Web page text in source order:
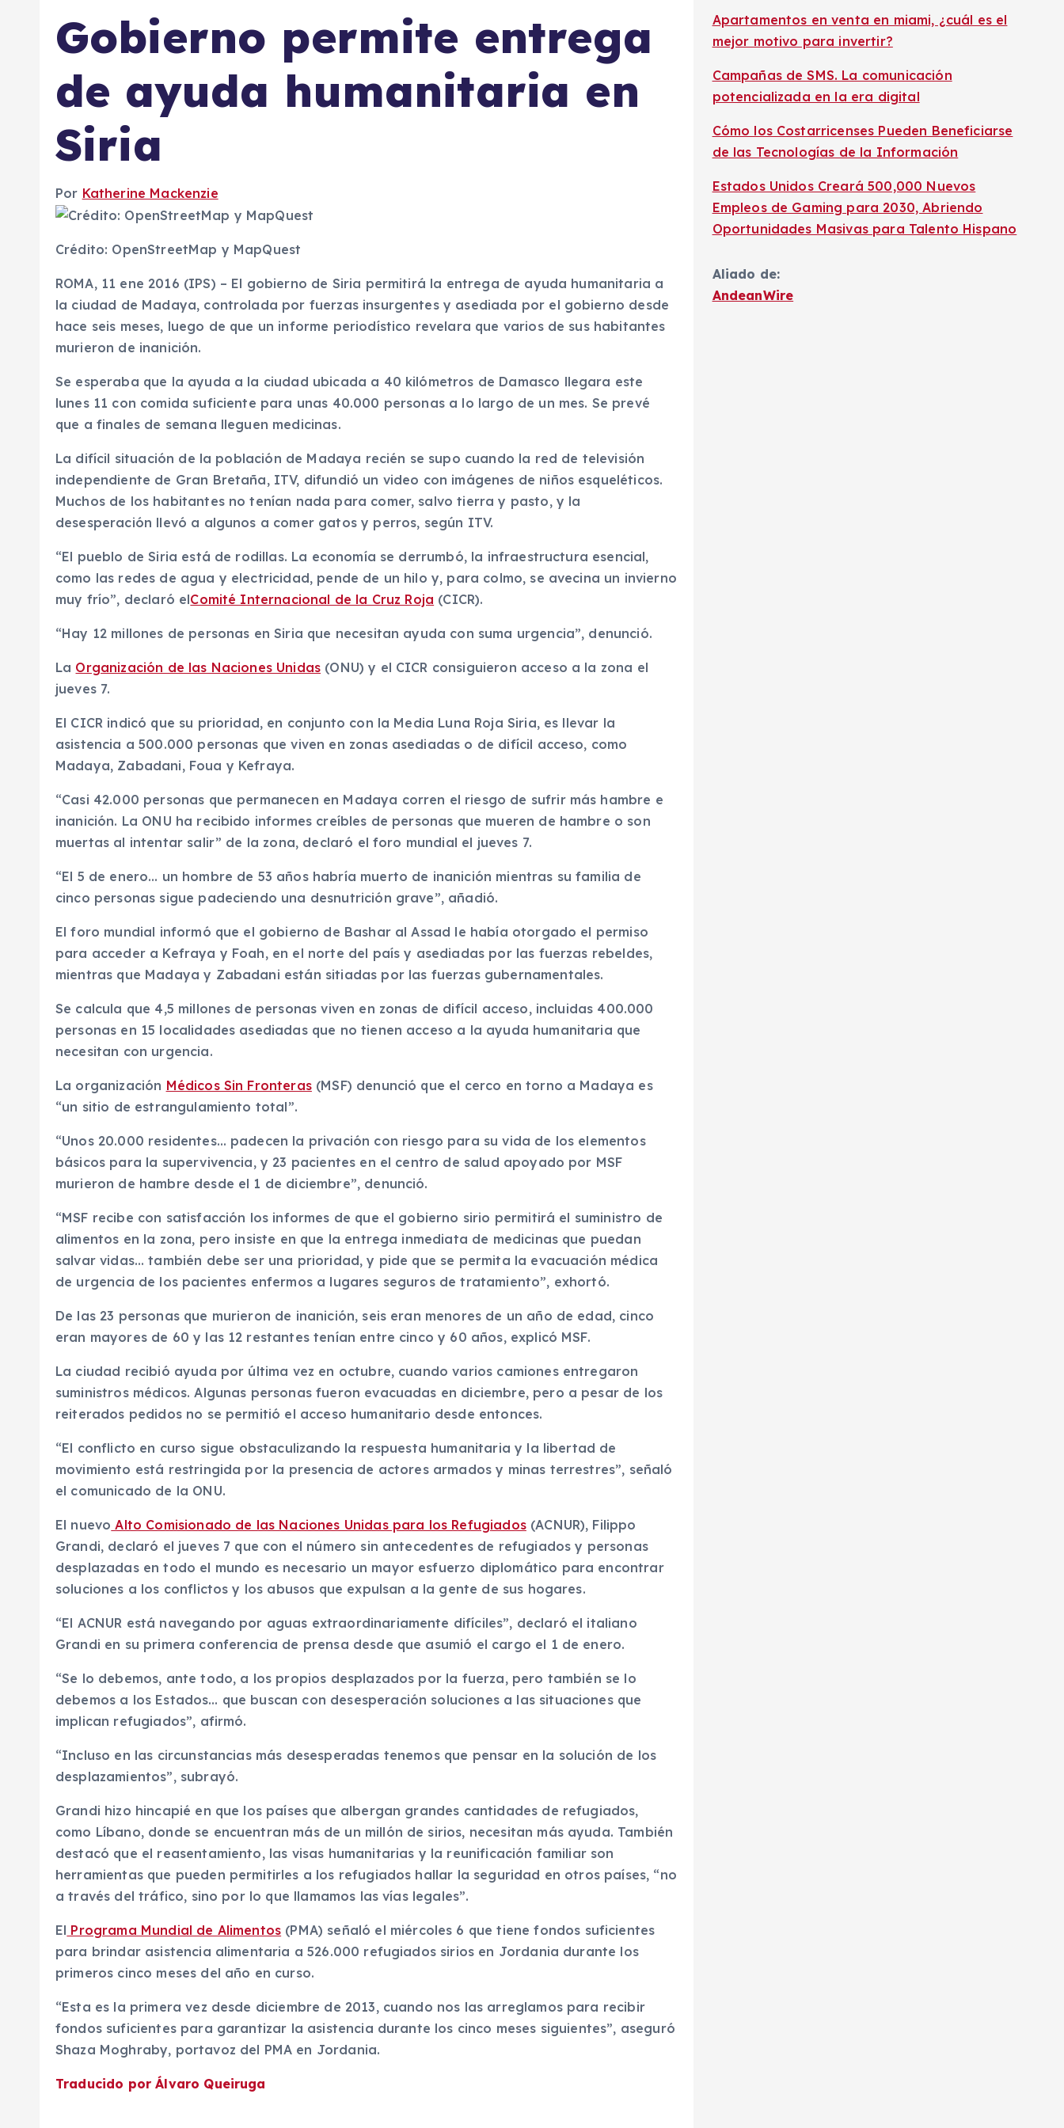
Gobierno permite entrega
de ayuda humanitaria en
Siria
Por Katherine Mackenzie
Crédito: OpenStreetMap y MapQuest
ROMA, 11 ene 2016 (IPS) – El gobierno de Siria permitirá la entrega de ayuda humanitaria a
la ciudad de Madaya, controlada por fuerzas insurgentes y asediada por el gobierno desde
hace seis meses, luego de que un informe periodístico revelara que varios de sus habitantes
murieron de inanición.
Se esperaba que la ayuda a la ciudad ubicada a 40 kilómetros de Damasco llegara este
lunes 11 con comida suficiente para unas 40.000 personas a lo largo de un mes. Se prevé
que a finales de semana lleguen medicinas.
La difícil situación de la población de Madaya recién se supo cuando la red de televisión
independiente de Gran Bretaña, ITV, difundió un video con imágenes de niños esqueléticos.
Muchos de los habitantes no tenían nada para comer, salvo tierra y pasto, y la
desesperación llevó a algunos a comer gatos y perros, según ITV.
“El pueblo de Siria está de rodillas. La economía se derrumbó, la infraestructura esencial,
como las redes de agua y electricidad, pende de un hilo y, para colmo, se avecina un invierno
muy frío”, declaró elComité Internacional de la Cruz Roja (CICR).
“Hay 12 millones de personas en Siria que necesitan ayuda con suma urgencia”, denunció.
La Organización de las Naciones Unidas (ONU) y el CICR consiguieron acceso a la zona el
jueves 7.
El CICR indicó que su prioridad, en conjunto con la Media Luna Roja Siria, es llevar la
asistencia a 500.000 personas que viven en zonas asediadas o de difícil acceso, como
Madaya, Zabadani, Foua y Kefraya.
“Casi 42.000 personas que permanecen en Madaya corren el riesgo de sufrir más hambre e
inanición. La ONU ha recibido informes creíbles de personas que mueren de hambre o son
muertas al intentar salir” de la zona, declaró el foro mundial el jueves 7.
“El 5 de enero… un hombre de 53 años habría muerto de inanición mientras su familia de
cinco personas sigue padeciendo una desnutrición grave”, añadió.
El foro mundial informó que el gobierno de Bashar al Assad le había otorgado el permiso
para acceder a Kefraya y Foah, en el norte del país y asediadas por las fuerzas rebeldes,
mientras que Madaya y Zabadani están sitiadas por las fuerzas gubernamentales.
Se calcula que 4,5 millones de personas viven en zonas de difícil acceso, incluidas 400.000
personas en 15 localidades asediadas que no tienen acceso a la ayuda humanitaria que
necesitan con urgencia.
La organización Médicos Sin Fronteras(MSF) denunció que el cerco en torno a Madaya es
“un sitio de estrangulamiento total”.
“Unos 20.000 residentes… padecen la privación con riesgo para su vida de los elementos
básicos para la supervivencia, y 23 pacientes en el centro de salud apoyado por MSF
murieron de hambre desde el 1 de diciembre”, denunció.
“MSF recibe con satisfacción los informes de que el gobierno sirio permitirá el suministro de
alimentos en la zona, pero insiste en que la entrega inmediata de medicinas que puedan
salvar vidas… también debe ser una prioridad, y pide que se permita la evacuación médica
de urgencia de los pacientes enfermos a lugares seguros de tratamiento”, exhortó.
De las 23 personas que murieron de inanición, seis eran menores de un año de edad, cinco
eran mayores de 60 y las 12 restantes tenían entre cinco y 60 años, explicó MSF.
La ciudad recibió ayuda por última vez en octubre, cuando varios camiones entregaron
suministros médicos. Algunas personas fueron evacuadas en diciembre, pero a pesar de los
reiterados pedidos no se permitió el acceso humanitario desde entonces.
“El conflicto en curso sigue obstaculizando la respuesta humanitaria y la libertad de
movimiento está restringida por la presencia de actores armados y minas terrestres”, señaló
el comunicado de la ONU.
El nuevo Alto Comisionado de las Naciones Unidas para los Refugiados(ACNUR), Filippo
Grandi, declaró el jueves 7 que con el número sin antecedentes de refugiados y personas
desplazadas en todo el mundo es necesario un mayor esfuerzo diplomático para encontrar
soluciones a los conflictos y los abusos que expulsan a la gente de sus hogares.
“El ACNUR está navegando por aguas extraordinariamente difíciles”, declaró el italiano
Grandi en su primera conferencia de prensa desde que asumió el cargo el 1 de enero.
“Se lo debemos, ante todo, a los propios desplazados por la fuerza, pero también se lo
debemos a los Estados… que buscan con desesperación soluciones a las situaciones que
implican refugiados”, afirmó.
“Incluso en las circunstancias más desesperadas tenemos que pensar en la solución de los
desplazamientos”, subrayó.
Grandi hizo hincapié en que los países que albergan grandes cantidades de refugiados,
como Líbano, donde se encuentran más de un millón de sirios, necesitan más ayuda. También
destacó que el reasentamiento, las visas humanitarias y la reunificación familiar son
herramientas que pueden permitirles a los refugiados hallar la seguridad en otros países, “no
a través del tráfico, sino por lo que llamamos las vías legales”.
El Programa Mundial de Alimentos (PMA) señaló el miércoles 6 que tiene fondos suficientes
para brindar asistencia alimentaria a 526.000 refugiados sirios en Jordania durante los
primeros cinco meses del año en curso.
“Esta es la primera vez desde diciembre de 2013, cuando nos las arreglamos para recibir
fondos suficientes para garantizar la asistencia durante los cinco meses siguientes”, aseguró
Shaza Moghraby, portavoz del PMA en Jordania.
Traducido por Álvaro Queiruga
Apartamentos en venta en miami, ¿cuál es el
mejor motivo para invertir?
Campañas de SMS. La comunicación
potencializada en la era digital
Cómo los Costarricenses Pueden Beneficiarse
de las Tecnologías de la Información
Estados Unidos Creará 500,000 Nuevos
Empleos de Gaming para 2030, Abriendo
Oportunidades Masivas para Talento Hispano
Aliado de:
AndeanWire